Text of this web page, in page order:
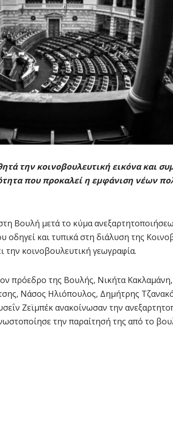
την κοινοβουλευτική εικόνα και
που προκαλεί η εμφάνιση νέων
Βουλή μετά το κύμα
οδηγεί και τυπικά στη διάλυση της
την κοινοβουλευτική γεωγραφία.
πρόεδρο της Βουλής, Νικήτα
Νάσος Ηλιόπουλος, Δημήτρης
Ζεϊμπέκ ανακοίνωσαν την
την παραίτησή της από το